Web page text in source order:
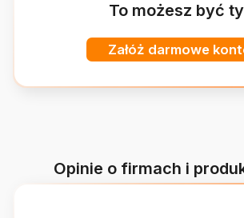
To możesz być
Załóż darmowe
Opinie o firmach i